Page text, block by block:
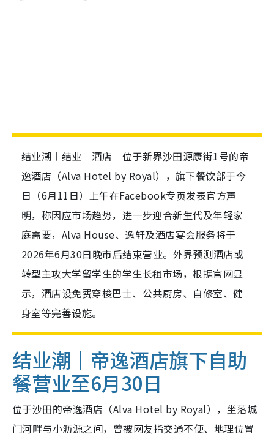
结业潮︱结业︱酒店︱位于新界沙田源康街1号的帝
逸酒店（Alva Hotel by Royal），旗下餐饮部于今
日（6月11日）上午在Facebook专页发表官方声
明，称因应市场趋势，进一步迎合新生代及年轻家
庭需要，Alva House、逸轩及酒店宴会服务将于
2026年6月30日晚市后结束营业。外界预测酒店或
转型主攻大学留学生的学生长租市场，根据官网显
示，酒店设免费穿梭巴士、公共厨房、自修室、健
身室等完善设施。
结业潮｜帝逸酒店旗下自助
餐营业至6月30日
位于沙田的帝逸酒店（Alva Hotel by Royal），坐落城
门河畔与小沥源之间，曾被网友指交通不便、地理位置